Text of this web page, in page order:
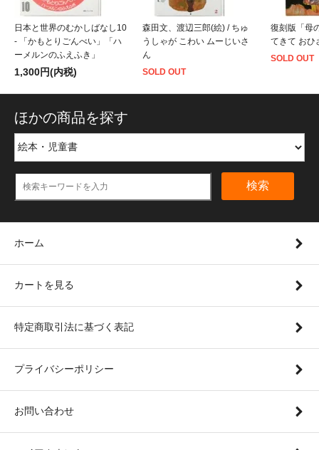
日本と世界のむかしばなし10
- 「かもとりごんべい」「ハ
ーメルンのふえふき」
1,300円(内税)
森田文、渡辺三郎(絵) / ちゅ
うしゃが こわい ムーじいさ
ん
SOLD OUT
復刻版「母
てきて おひ
SOLD OUT
ほかの商品を探す
検索
ホーム
カートを見る
特定商取引法に基づく表記
プライバシーポリシー
お問い合わせ